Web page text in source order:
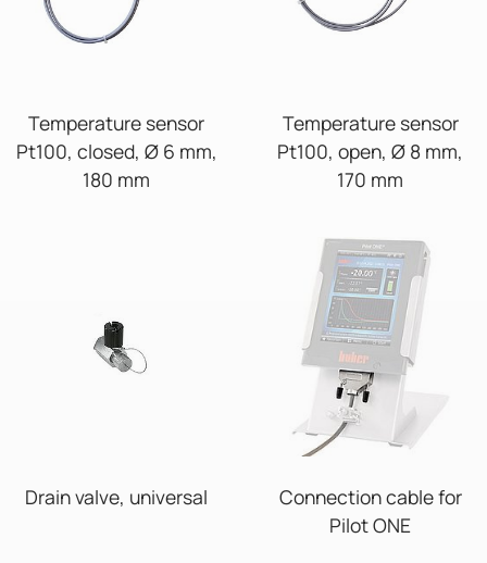
Temperature sensor
Pt100, closed, Ø 6 mm,
180 mm
Temperature sensor
Pt100, open, Ø 8 mm,
170 mm
Drain valve, universal
Connection cable for
Pilot ONE